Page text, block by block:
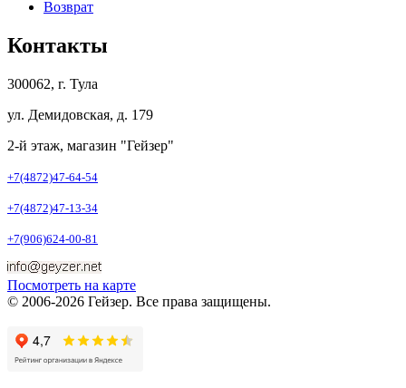
Возврат
Контакты
300062, г. Тула
ул. Демидовская, д. 179
2-й этаж, магазин "Гейзер"
+7(4872)47-64-54
+7(4872)47-13-34
+7(906)624-00-81
Посмотреть на карте
© 2006-2026 Гейзер. Все права защищены.